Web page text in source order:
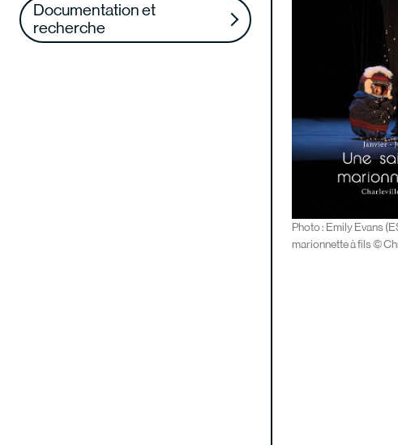
Documentation et
recherche
Photo : Emily Evans
marionnette à fils ©